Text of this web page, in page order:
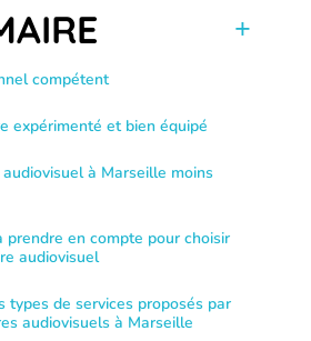
compétent
expérimenté et bien équipé
à Marseille moins
prendre en compte pour choisir
audiovisuel
types de services proposés par
audiovisuels à Marseille